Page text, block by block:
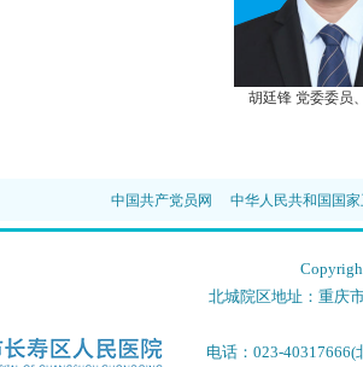
胡廷锋 党委委员
中国共产党员网 中华人民共和国国
北城院区地址：重庆
电话：023-